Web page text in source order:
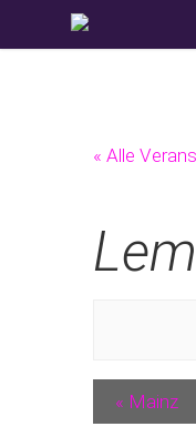
to
« Alle
« Mainz